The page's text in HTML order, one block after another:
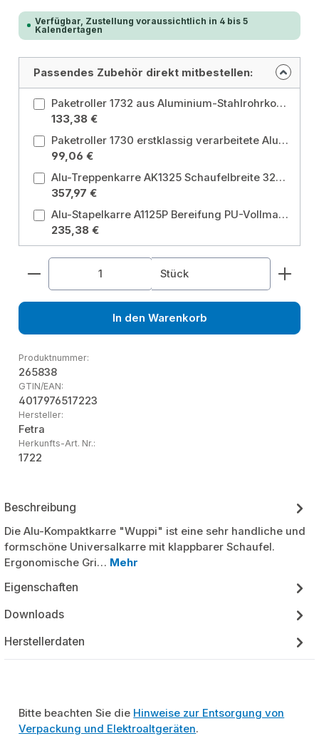
Verfügbar, Zustellung voraussichtlich in 4 bis 5
Kalendertagen
Passendes Zubehör direkt mitbestellen:
Paketroller 1732 aus Aluminium-Stahlrohrkonstruktion mit Aluminium-Schaufel und hochwertigen Kunststoffteilen
133,38 €
Paketroller 1730 erstklassig verarbeitete Aluminium-Stahlrohrkonstruktion mit Aluminium-Schaufel und hochwertigen Kunststoffteilen
99,06 €
Alu-Treppenkarre AK1325 Schaufelbreite 320 mm, Schaufeltiefe 250 mm Schaufelbreite: 320 mm / Schaufeltiefe: 250 mm
357,97 €
Alu-Stapelkarre A1125P Bereifung PU-Vollmaterial Bereifung: PU-Vollmaterial
235,38 €
Produkt Anzahl: Gib den gewünschten Wert
Stück
In den Warenkorb
Produktnummer:
265838
GTIN/EAN:
4017976517223
Hersteller:
Fetra
Herkunfts-Art. Nr.:
1722
Beschreibung
Die Alu-Kompaktkarre "Wuppi" ist eine sehr handliche und
formschöne Universalkarre mit klappbarer Schaufel.
Ergonomische Gri… Mehr
Eigenschaften
Downloads
Herstellerdaten
Bitte beachten Sie die Hinweise zur Entsorgung von
Verpackung und Elektroaltgeräten.